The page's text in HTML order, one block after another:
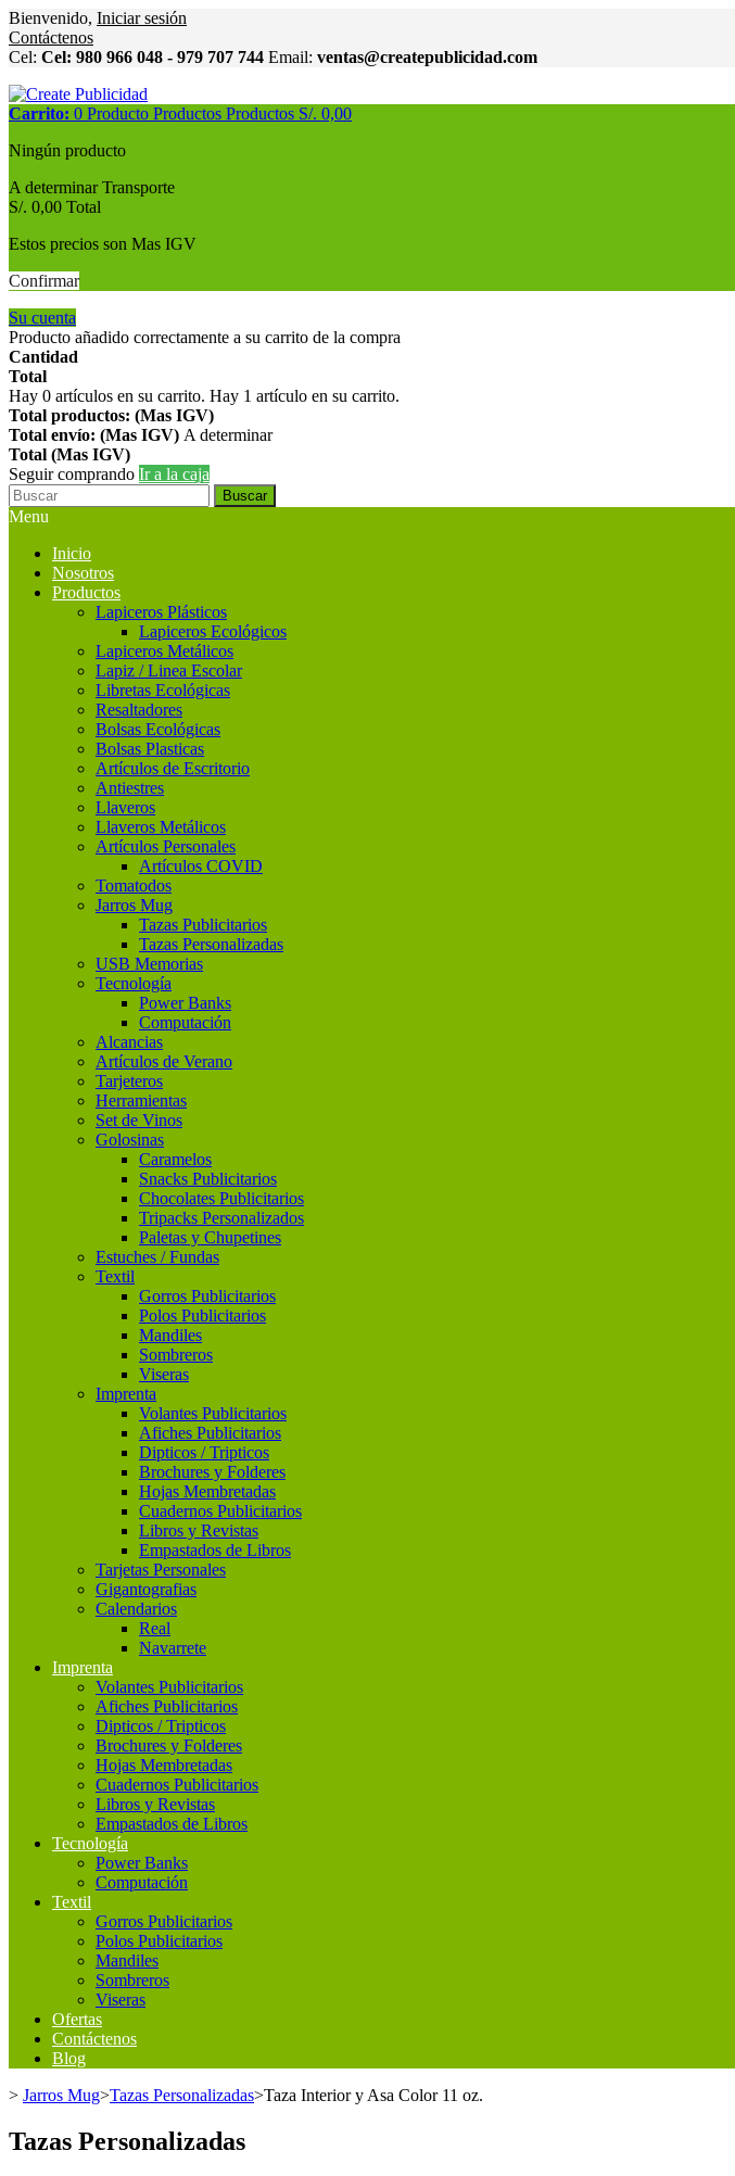
Bienvenido, Iniciar sesión
Contáctenos
Cel: Cel: 980 966 048 - 979 707 744 Email: ventas@createpublicidad.com
Carrito: 0 Producto Productos Productos S/. 0,00
Ningún producto
A determinarTransporte
S/. 0,00 Total
Estos precios son Mas IGV
Confirmar
Su cuenta
Producto añadido correctamente a su carrito de la compra
Cantidad
Total
Hay 0 artículos en su carrito. Hay 1 artículo en su carrito.
Total productos: (Mas IGV)
Total envío: (Mas IGV) A determinar
Total (Mas IGV)
Seguir comprando Ir a la caja
Buscar
Menu
Inicio
Nosotros
Productos
Lapiceros Plásticos
Lapiceros Ecológicos
Lapiceros Metálicos
Lapiz / Linea Escolar
Libretas Ecológicas
Resaltadores
Bolsas Ecológicas
Bolsas Plasticas
Artículos de Escritorio
Antiestres
Llaveros
Llaveros Metálicos
Artículos Personales
Artículos COVID
Tomatodos
Jarros Mug
Tazas Publicitarios
Tazas Personalizadas
USB Memorias
Tecnología
Power Banks
Computación
Alcancias
Artículos de Verano
Tarjeteros
Herramientas
Set de Vinos
Golosinas
Caramelos
Snacks Publicitarios
Chocolates Publicitarios
Tripacks Personalizados
Paletas y Chupetines
Estuches / Fundas
Textil
Gorros Publicitarios
Polos Publicitarios
Mandiles
Sombreros
Viseras
Imprenta
Volantes Publicitarios
Afiches Publicitarios
Dipticos / Tripticos
Brochures y Folderes
Hojas Membretadas
Cuadernos Publicitarios
Libros y Revistas
Empastados de Libros
Tarjetas Personales
Gigantografias
Calendarios
Real
Navarrete
Imprenta
Volantes Publicitarios
Afiches Publicitarios
Dipticos / Tripticos
Brochures y Folderes
Hojas Membretadas
Cuadernos Publicitarios
Libros y Revistas
Empastados de Libros
Tecnología
Power Banks
Computación
Textil
Gorros Publicitarios
Polos Publicitarios
Mandiles
Sombreros
Viseras
Ofertas
Contáctenos
Blog
> Jarros Mug>Tazas Personalizadas>Taza Interior y Asa Color 11 oz.
Tazas Personalizadas